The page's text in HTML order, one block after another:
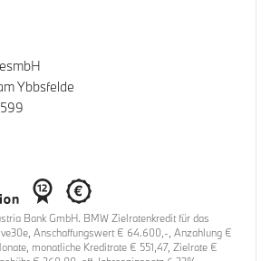
Ybbsfelde
Bank GmbH. BMW Zielratenkredit für das
Anschaffungswert € 64.600,-, Anzahlung €
monatliche Kreditrate € 551,47, Zielrate €